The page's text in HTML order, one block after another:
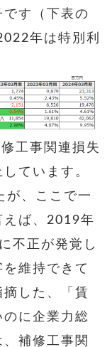
す（下表の
年は特別利
工事関連損失
ています。
が、ここで一
えば、2019年
不正が発覚し
維持できて
した、「賃
に企業力総
補修工事関